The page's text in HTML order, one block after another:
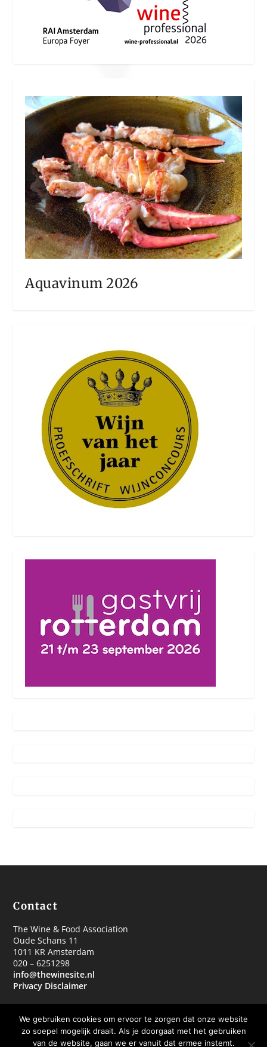
Aquavinum 2026
Contact
The Wine & Food Association
Oude Schans 11
1011 KR Amsterdam
020 – 6251298
info@thewinesite.nl
Privacy Disclaimer
We gebruiken cookies om ervoor te zorgen dat onze website
zo soepel mogelijk draait. Als je doorgaat met het gebruiken
van de website, gaan we er vanuit dat ermee instemt.